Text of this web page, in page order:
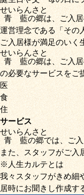
青藍
せいらん
の郷
さと
は、ご入
運営理念である「その
ご入居様が満足のいく
青藍
せいらん
の郷
さと
は、ご入
の必要なサービスをご
医
食
住
サービス
青藍
せいらん
の郷
さと
では、ご
また、スタッフがご入
※人生カルテとは
我々スタッフがきめ細
居時にお聞きし作成す